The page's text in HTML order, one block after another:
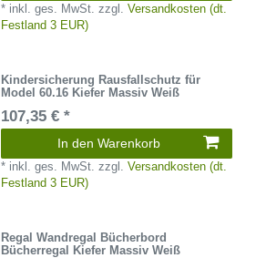
* inkl. ges. MwSt. zzgl.Versandkosten (dt.
Festland 3 EUR)
Kindersicherung Rausfallschutz für
Model 60.16 Kiefer Massiv Weiß
107,35 € *
In den Warenkorb
* inkl. ges. MwSt. zzgl.Versandkosten (dt.
Festland 3 EUR)
Regal Wandregal Bücherbord
Bücherregal Kiefer Massiv Weiß